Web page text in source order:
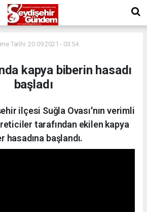
Tarihi: 20.09.2021 - 03:54
kapya biberin hasadı
başladı
ilçesi Suğla Ovası'nın verimli
tarafından ekilen kapya
hasadına başlandı.